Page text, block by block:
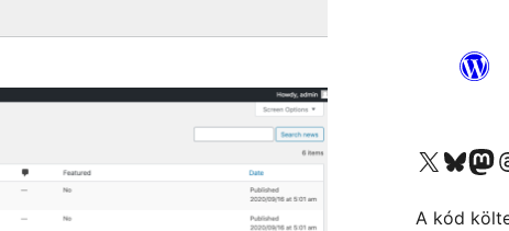
Visit our X (formerly Twitter)
Visit our
A kód